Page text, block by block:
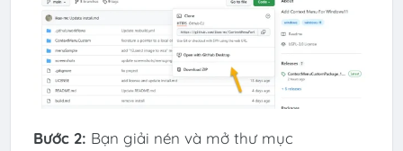
Bước 2: Bạn giải nén và mở thư mục